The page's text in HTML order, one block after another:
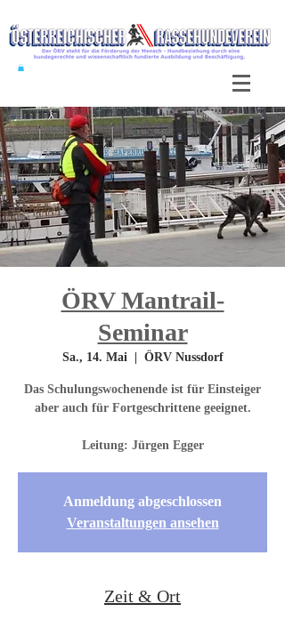
ÖRV Mantrail-
Seminar
Sa., 14. Mai
  |
ÖRV Nussdorf
Das Schulungswochenende ist für Einsteiger
aber auch für Fortgeschrittene geeignet.
Leitung: Jürgen Egger
Anmeldung abgeschlossen
Veranstaltungen ansehen
Zeit & Ort